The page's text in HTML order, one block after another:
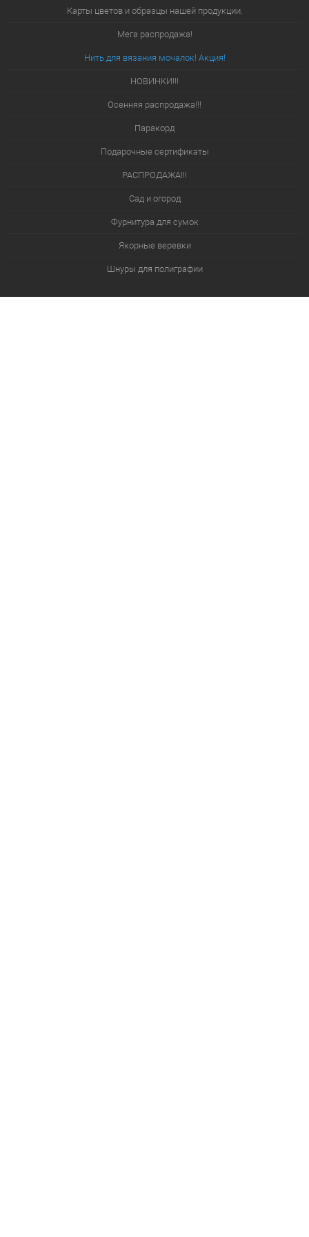
Карты цветов и образцы нашей продукции.
Мега распродажа!
Нить для вязания мочалок! Акция!
НОВИНКИ!!!
Осенняя распродажа!!!
Паракорд
Подарочные сертификаты
РАСПРОДАЖА!!!
Сад и огород
Фурнитура для сумок
Якорные веревки
Шнуры для полиграфии